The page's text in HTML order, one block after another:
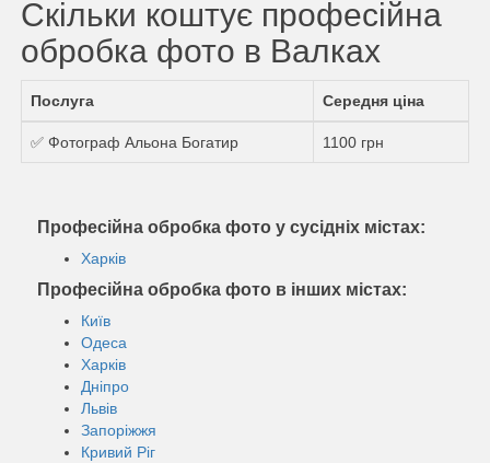
Скільки коштує професійна
обробка фото в Валках
Послуга Середня ціна
✅ Фотограф Альона Богатир 1100 грн
Професійна обробка фото у сусідніх містах:
Харків
Професійна обробка фото в інших містах:
Київ
Одеса
Харків
Дніпро
Львів
Запоріжжя
Кривий Ріг